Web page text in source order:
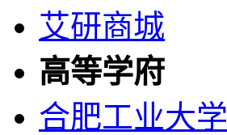
艾研商城
高等学府
合肥工业大学